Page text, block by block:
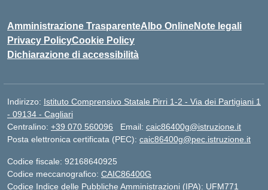
Amministrazione TrasparenteAlbo OnlineNote legali
Privacy PolicyCookie Policy
Dichiarazione di accessibilità
Indirizzo: Istituto Comprensivo Statale Pirri 1-2 - Via dei Partigiani 1
- 09134 - Cagliari
Centralino: +39 070 560096 Email: caic86400g@istruzione.it
Posta elettronica certificata (PEC): caic86400g@pec.istruzione.it
Codice fiscale: 92168640925
Codice meccanografico: CAIC86400G
Codice Indice delle Pubbliche Amministrazioni (IPA): UFM771